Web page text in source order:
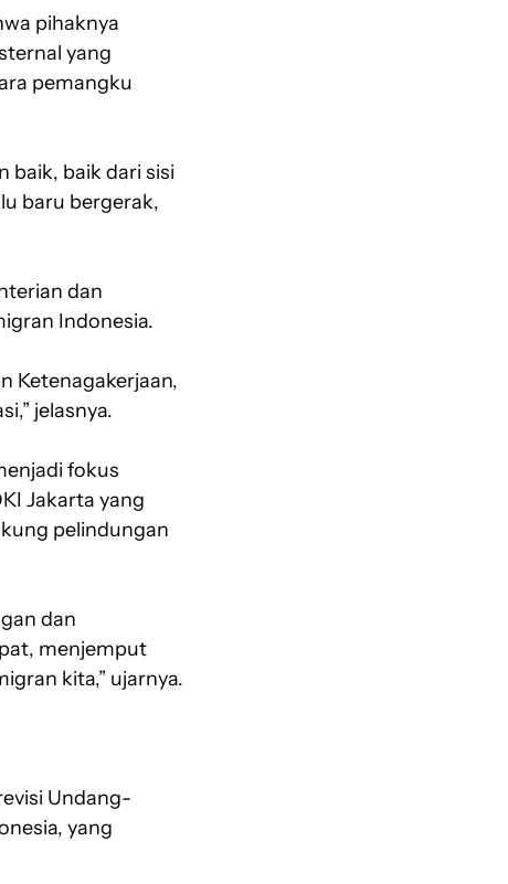
pihaknya
yang
pemangku
baik, baik dari sisi
baru bergerak,
dan
Indonesia.
Ketenagakerjaan,
jelasnya.
fokus
Jakarta yang
pelindungan
dan
menjemput
kita,” ujarnya.
Undang-
yang